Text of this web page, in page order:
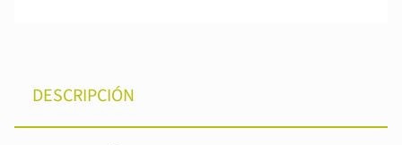
DESCRIPCIÓN